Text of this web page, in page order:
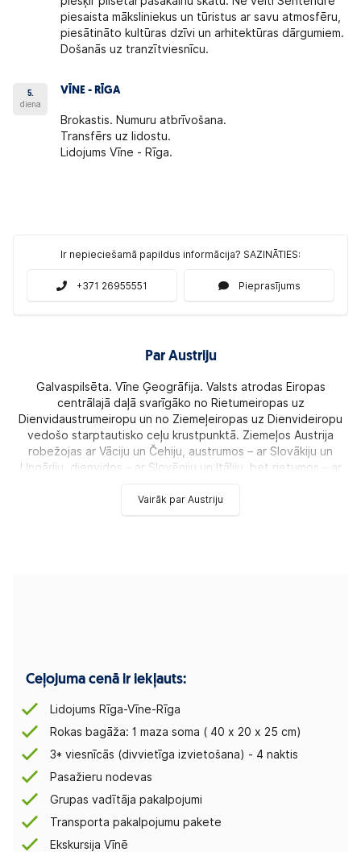
piesaista māksliniekus un tūristus ar savu atmosfēru,
piesātināto kultūras dzīvi un arhitektūras dārgumiem.
Došanās uz tranzītviesnīcu.
5.
diena
VĪNE - RĪGA
Brokastis. Numuru atbrīvošana.
Transfērs uz lidostu.
Lidojums Vīne - Rīga.
Ir nepieciešamā papildus informācija? SAZINĀTIES:
+371 26955551 Pieprasījums
Par Austriju
Galvaspilsēta. Vīne Ģeogrāfija. Valsts atrodas Eiropas
centrālajā daļā svarīgāko no Rietumeiropas uz
Dienvidaustrumeiropu un no Ziemeļeiropas uz Dienvideiropu
vedošo starptautisko ceļu krustpunktā. Ziemeļos Austrija
robežojas ar Vāciju un Čehiju, austrumos – ar Slovākiju un
Ungāriju, dienvidos – ar Slovēniju un Itāliju, bet rietumos – ar
Vairāk par Austriju
Ceļojuma cenā ir iekļauts:
Lidojums Rīga-Vīne-Rīga
Rokas bagāža: 1 maza soma ( 40 х 20 х 25 cm)
3* viesnīcās (divvietīga izvietošana) - 4 naktis
Pasažieru nodevas
Grupas vadītāja pakalpojumi
Transporta pakalpojumu pakete
Ekskursija Vīnē